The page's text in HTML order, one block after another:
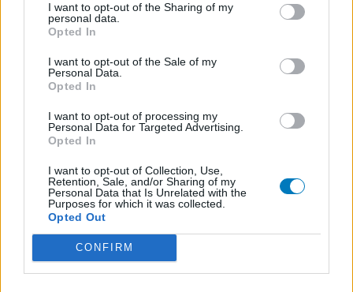
I want to opt-out of the Sharing of my
personal data.
Opted In
I want to opt-out of the Sale of my
Personal Data.
Opted In
I want to opt-out of processing my
Personal Data for Targeted Advertising.
Opted In
I want to opt-out of Collection, Use,
Retention, Sale, and/or Sharing of my
Personal Data that Is Unrelated with the
Purposes for which it was collected.
Opted Out
CONFIRM
léflunomide (10mg)
Pas dans la liste
Efficacité
Quantité effets secondaires
Arava
10/12/2017 | Homme | 48
léflunomide (10mg)
Pas dans la liste